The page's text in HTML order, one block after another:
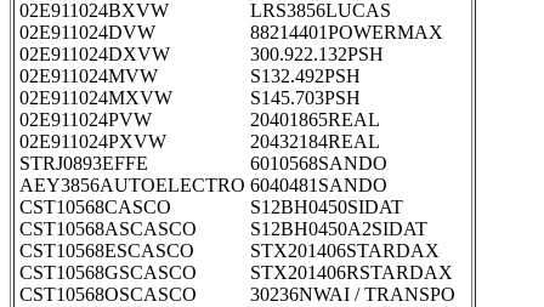
02E911024BXVW
02E911024DVW
02E911024DXVW
02E911024MVW
02E911024MXVW
02E911024PVW
02E911024PXVW
STRJ0893EFFE
AEY3856AUTOELECTRO
CST10568CASCO
CST10568ASCASCO
CST10568ESCASCO
CST10568GSCASCO
CST10568OSCASCO
LRS3856LUCAS
88214401POWERMAX
300.922.132PSH
S132.492PSH
S145.703PSH
20401865REAL
20432184REAL
6010568SANDO
6040481SANDO
S12BH0450SIDAT
S12BH0450A2SIDAT
STX201406STARDAX
STX201406RSTARDAX
30236NWAI / TRANSPO